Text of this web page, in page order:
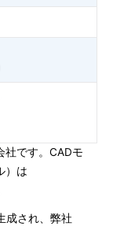
です。CADモ
）は
成され、弊社